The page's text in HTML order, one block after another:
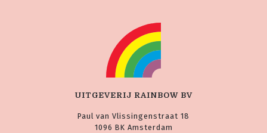
UITGEVERIJ RAINBOW BV
Paul van Vlissingenstraat 18
1096 BK Amsterdam